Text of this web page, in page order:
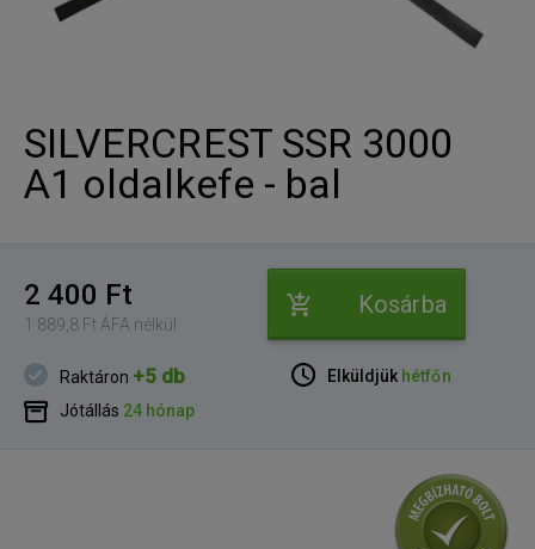
SILVERCREST SSR 3000
A1 oldalkefe - bal
2 400 Ft
1 889,8 Ft ÁFA nélkül
Kosárba
Raktáron +5 db
Jótállás 24 hónap
Elküldjük hétfőn